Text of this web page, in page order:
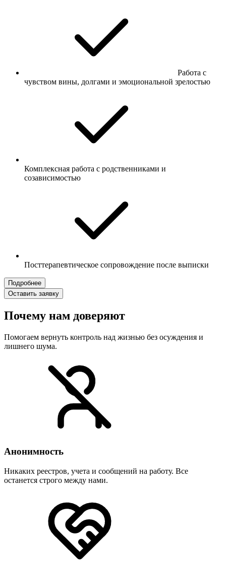
Работа с
чувством вины, долгами и эмоциональной зрелостью
Комплексная работа с родственниками и
созависимостью
Посттерапевтическое сопровождение после выписки
Подробнее
Оставить заявку
Почему нам доверяют
Помогаем вернуть контроль над жизнью без осуждения и
лишнего шума.
Анонимность
Никаких реестров, учета и сообщений на работу. Все
останется строго между нами.